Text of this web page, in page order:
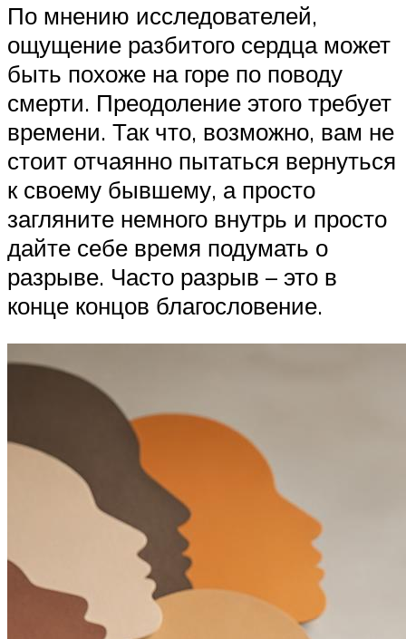
По мнению исследователей,
ощущение разбитого сердца может
быть похоже на горе по поводу
смерти. Преодоление этого требует
времени. Так что, возможно, вам не
стоит отчаянно пытаться вернуться
к своему бывшему, а просто
загляните немного внутрь и просто
дайте себе время подумать о
разрыве. Часто разрыв – это в
конце концов благословение.